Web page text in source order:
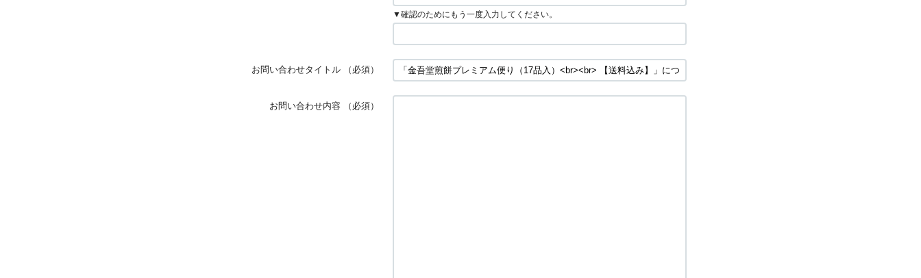
▼確認のためにもう一度入力してください。
お問い合わせタイトル （必須）
お問い合わせ内容 （必須）